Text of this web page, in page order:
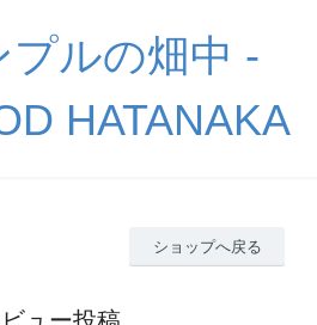
プルの畑中 -
HATANAKA
ショップへ戻る
ュー投稿